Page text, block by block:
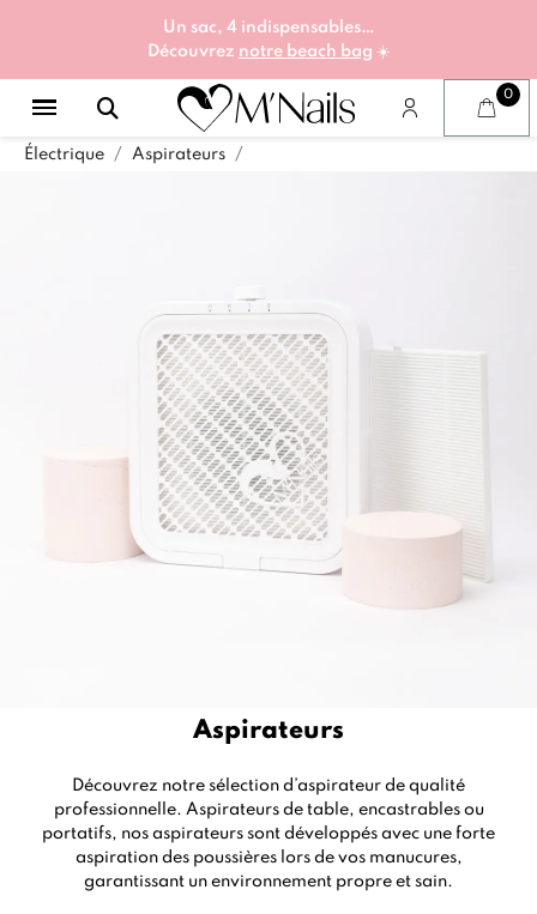
Un sac, 4 indispensables…
Découvrez notre beach bag ☀️
Électrique Aspirateurs
Aspirateurs
Découvrez notre sélection d’aspirateur de qualité
professionnelle. Aspirateurs de table, encastrables ou
portatifs, nos aspirateurs sont développés avec une forte
aspiration des poussières lors de vos manucures,
garantissant un environnement propre et sain.